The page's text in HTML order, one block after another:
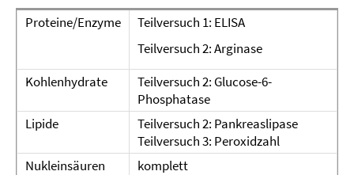
Proteine/Enzyme
Teilversuch 1: ELISA
Teilversuch 2: Arginase
Kohlenhydrate
Teilversuch 2: Glucose-6-
Phosphatase
Lipide
Teilversuch 2: Pankreaslipase
Teilversuch 3: Peroxidzahl
Nukleinsäuren
komplett